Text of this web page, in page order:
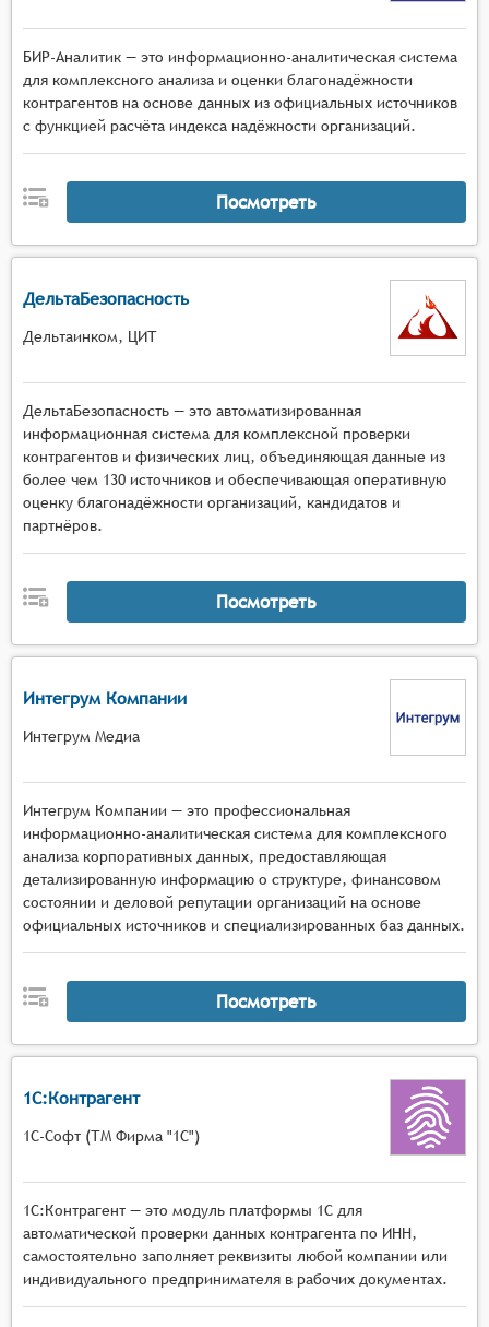
БИР-Аналитик — это информационно-аналитическая система
для комплексного анализа и оценки благонадёжности
контрагентов на основе данных из официальных источников
с функцией расчёта индекса надёжности организаций.
Посмотреть
ДельтаБезопасность
Дельтаинком, ЦИТ
ДельтаБезопасность — это автоматизированная
информационная система для комплексной проверки
контрагентов и физических лиц, объединяющая данные из
более чем 130 источников и обеспечивающая оперативную
оценку благонадёжности организаций, кандидатов и
партнёров.
Посмотреть
Интегрум Компании
Интегрум Медиа
Интегрум Компании — это профессиональная
информационно-аналитическая система для комплексного
анализа корпоративных данных, предоставляющая
детализированную информацию о структуре, финансовом
состоянии и деловой репутации организаций на основе
официальных источников и специализированных баз данных.
Посмотреть
1С:Контрагент
1С-Софт (ТМ Фирма "1С")
1С:Контрагент — это модуль платформы 1С для
автоматической проверки данных контрагента по ИНН,
самостоятельно заполняет реквизиты любой компании или
индивидуального предпринимателя в рабочих документах.